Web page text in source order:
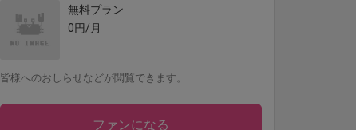
無料プラン
0円/月
皆様へのおしらせなどが閲覧できます。
ファンになる